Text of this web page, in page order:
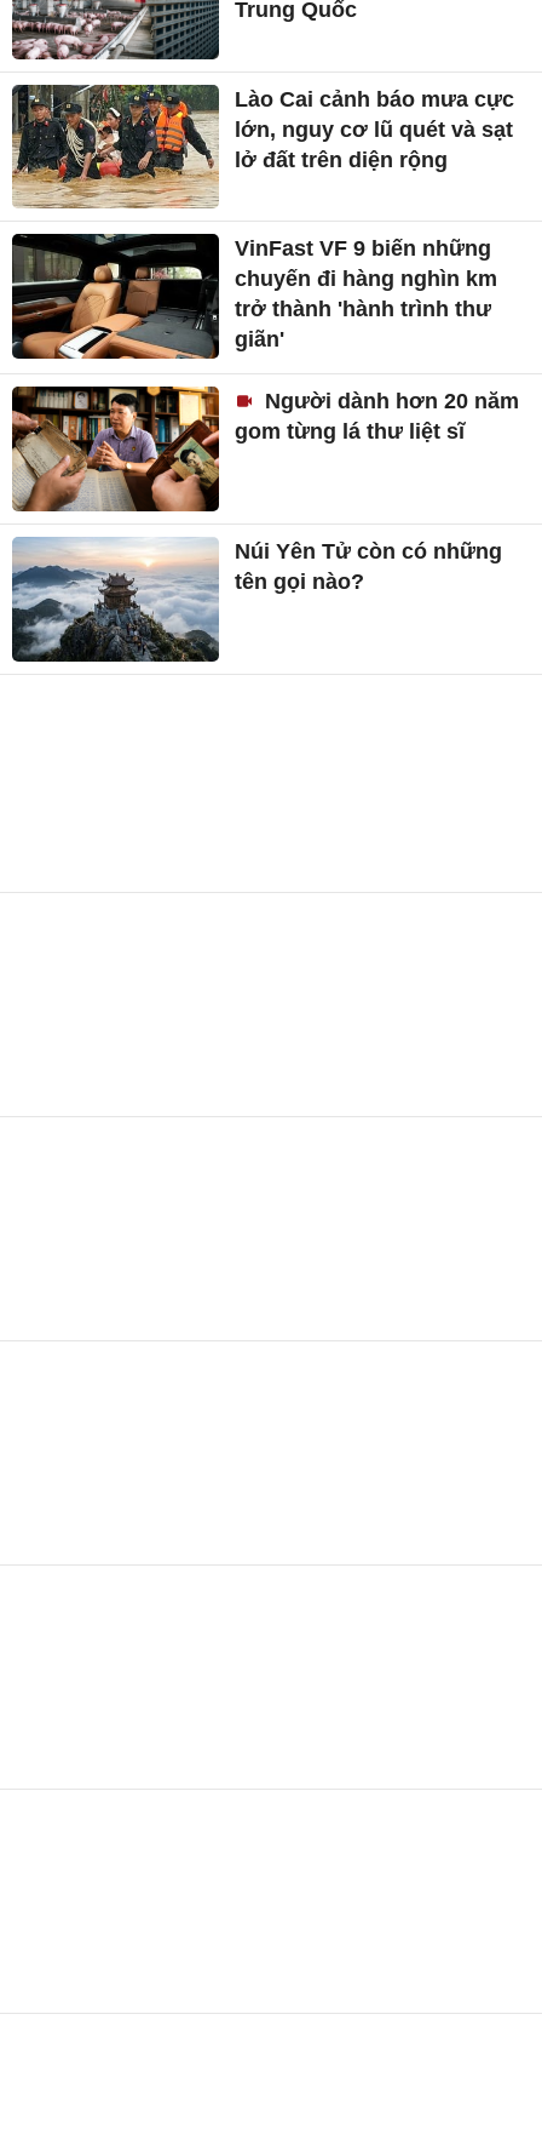
Trung Quốc
Lào Cai cảnh báo mưa cực
lớn, nguy cơ lũ quét và sạt
lở đất trên diện rộng
VinFast VF 9 biến những
chuyến đi hàng nghìn km
trở thành 'hành trình thư
giãn'
Người dành hơn 20 năm
gom từng lá thư liệt sĩ
Núi Yên Tử còn có những
tên gọi nào?